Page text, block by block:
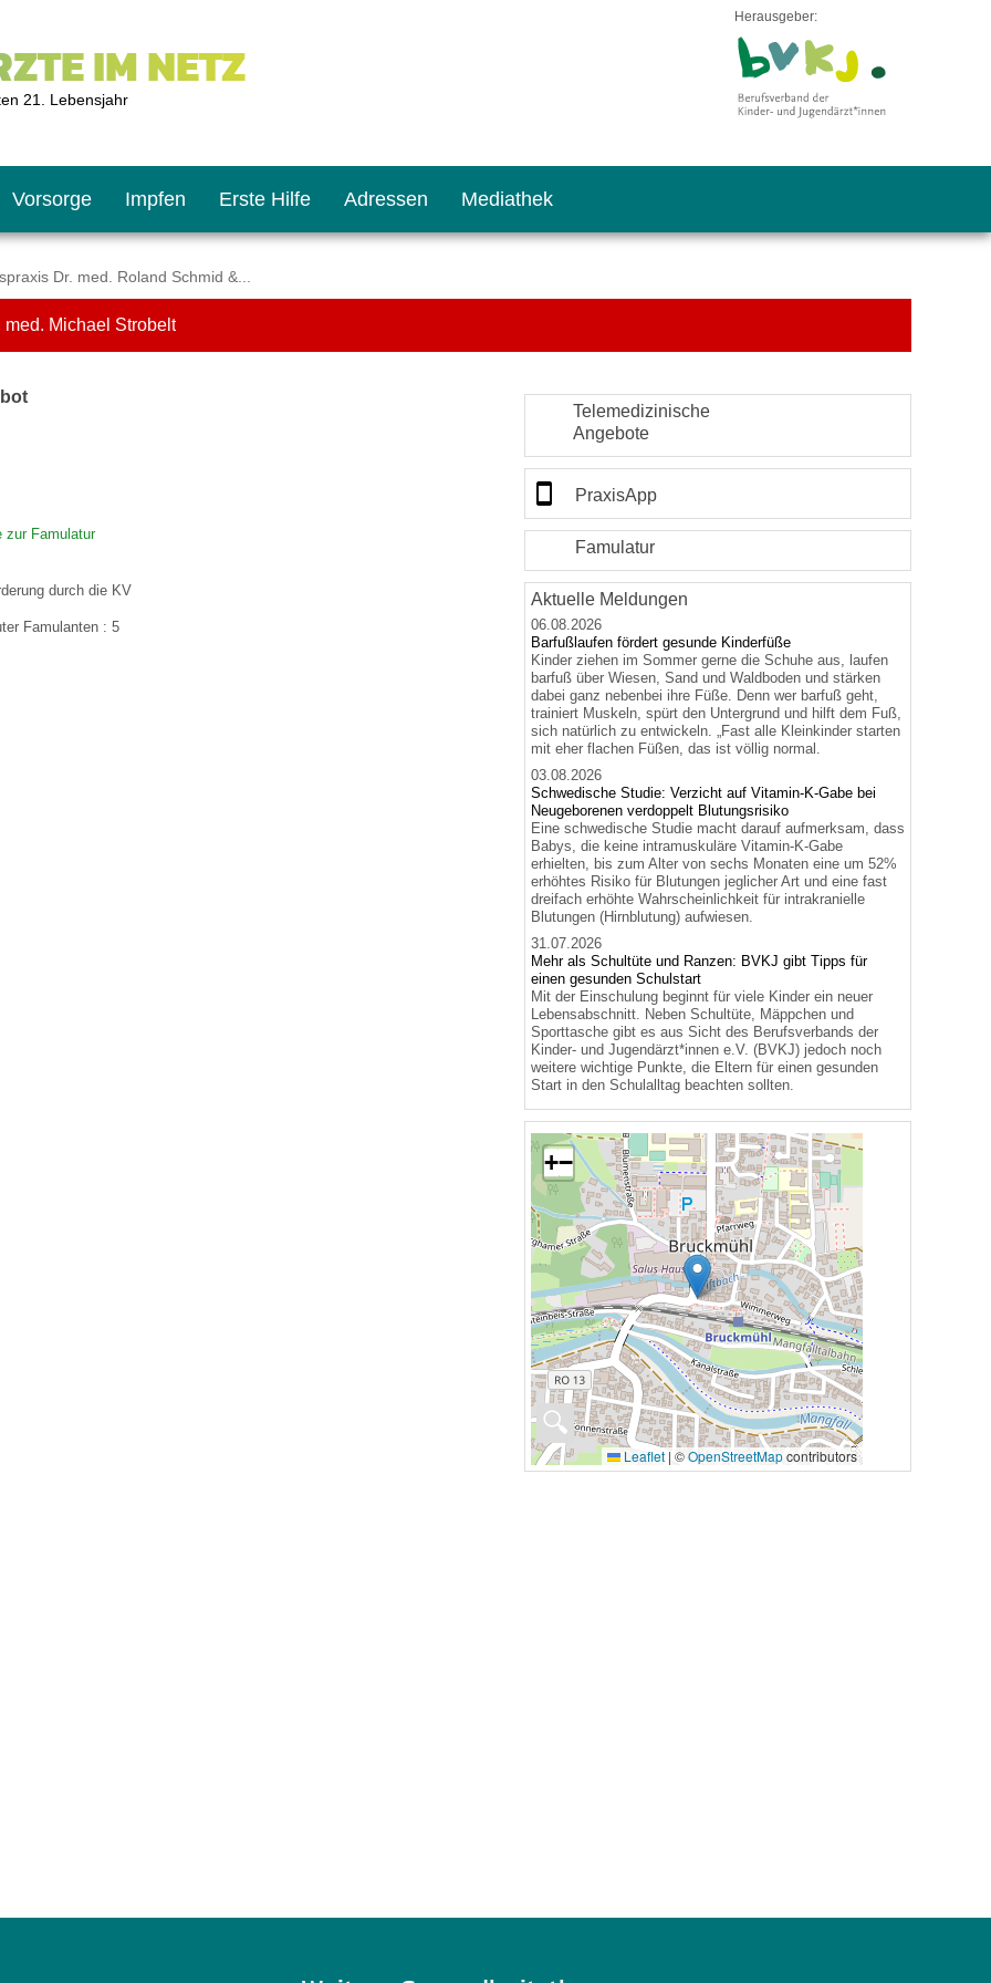
IM NETZ
21. Lebensjahr
Herausgeber:
Vorsorge Impfen Erste Hilfe Adressen Mediathek
Bildschirmmediengebrauch
Dr. med. Roland Schmid &...
Michael Strobelt
zur Famulatur
durch die KV
Famulanten : 5
Telemedizinische
Angebote
PraxisApp
Famulatur
Aktuelle Meldungen
06.08.2026
Barfußlaufen fördert gesunde Kinderfüße
Kinder ziehen im Sommer gerne die Schuhe aus, laufen
barfuß über Wiesen, Sand und Waldboden und stärken
dabei ganz nebenbei ihre Füße. Denn wer barfuß geht,
trainiert Muskeln, spürt den Untergrund und hilft dem Fuß,
sich natürlich zu entwickeln. „Fast alle Kleinkinder starten
mit eher flachen Füßen, das ist völlig normal.
03.08.2026
Schwedische Studie: Verzicht auf Vitamin-K-Gabe bei
Neugeborenen verdoppelt Blutungsrisiko
Eine schwedische Studie macht darauf aufmerksam, dass
Babys, die keine intramuskuläre Vitamin-K-Gabe
erhielten, bis zum Alter von sechs Monaten eine um 52%
erhöhtes Risiko für Blutungen jeglicher Art und eine fast
dreifach erhöhte Wahrscheinlichkeit für intrakranielle
Blutungen (Hirnblutung) aufwiesen.
31.07.2026
Mehr als Schultüte und Ranzen: BVKJ gibt Tipps für
einen gesunden Schulstart
Mit der Einschulung beginnt für viele Kinder ein neuer
Lebensabschnitt. Neben Schultüte, Mäppchen und
Sporttasche gibt es aus Sicht des Berufsverbands der
Kinder- und Jugendärzt*innen e.V. (BVKJ) jedoch noch
weitere wichtige Punkte, die Eltern für einen gesunden
Start in den Schulalltag beachten sollten.
🔍
+−
Leaflet | ©OpenStreetMapcontributors